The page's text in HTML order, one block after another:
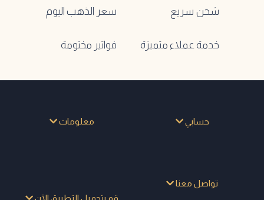
شحن سريع سعر الذهب اليوم
خدمة عملاء متميزة فواتير مختومة
حسابي معلومات
تواصل معنا